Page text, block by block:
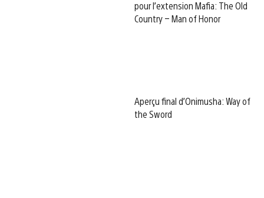
pour l’extension Mafia: The Old
Country – Man of Honor
Aperçu final d’Onimusha: Way of
the Sword